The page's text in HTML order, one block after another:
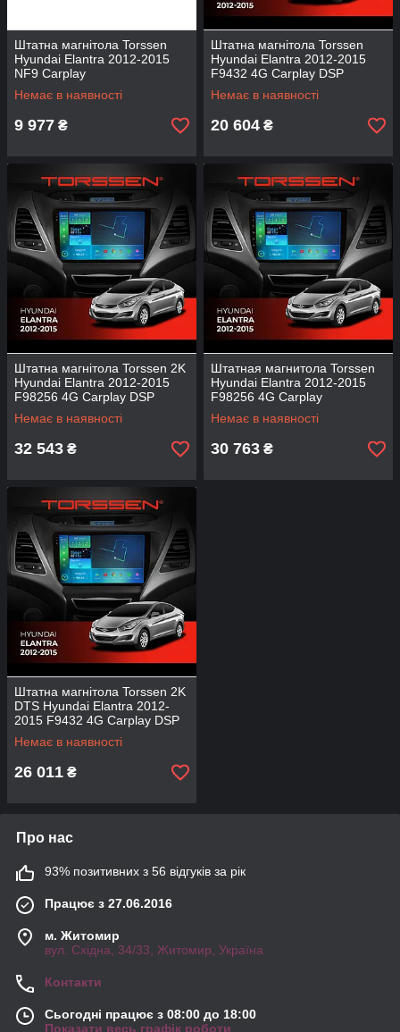
Штатна магнітола Torssen
Hyundai Elantra 2012-2015
NF9 Carplay
Немає в наявності
9 977 ₴
Штатна магнітола Torssen
Hyundai Elantra 2012-2015
F9432 4G Carplay DSP
Немає в наявності
20 604 ₴
Штатна магнітола Torssen 2K
Hyundai Elantra 2012-2015
F98256 4G Carplay DSP
Немає в наявності
32 543 ₴
Штатная магнитола Torssen
Hyundai Elantra 2012-2015
F98256 4G Carplay
Немає в наявності
30 763 ₴
Штатна магнітола Torssen 2K
DTS Hyundai Elantra 2012-
2015 F9432 4G Carplay DSP
Немає в наявності
26 011 ₴
Про нас
93% позитивних з 56 відгуків за рік
Працює з 27.06.2016
м. Житомир
вул. Східна, 34/33, Житомир, Україна
Контакти
Сьогодні працює з 08:00 до 18:00
Показати весь графік роботи